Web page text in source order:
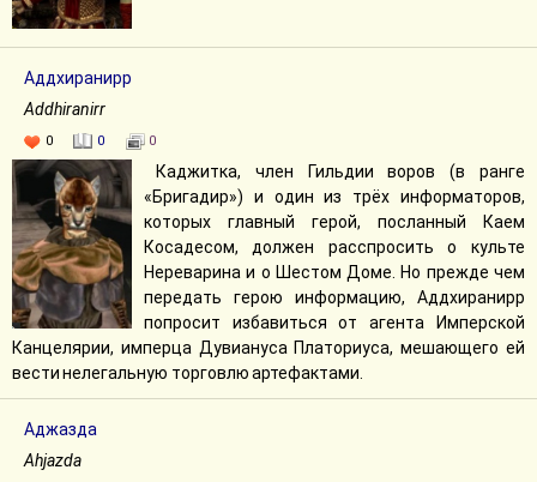
Аддхиранирр
Addhiranirr
0 0 0
Каджитка, член Гильдии воров (в ранге
«Бригадир») и один из трёх информаторов,
которых главный герой, посланный Каем
Косадесом, должен расспросить о культе
Нереварина и о Шестом Доме. Но прежде чем
передать герою информацию, Аддхиранирр
попросит избавиться от агента Имперской
Канцелярии, имперца Дувиануса Платориуса, мешающего ей
вести нелегальную торговлю артефактами.
Аджазда
Ahjazda